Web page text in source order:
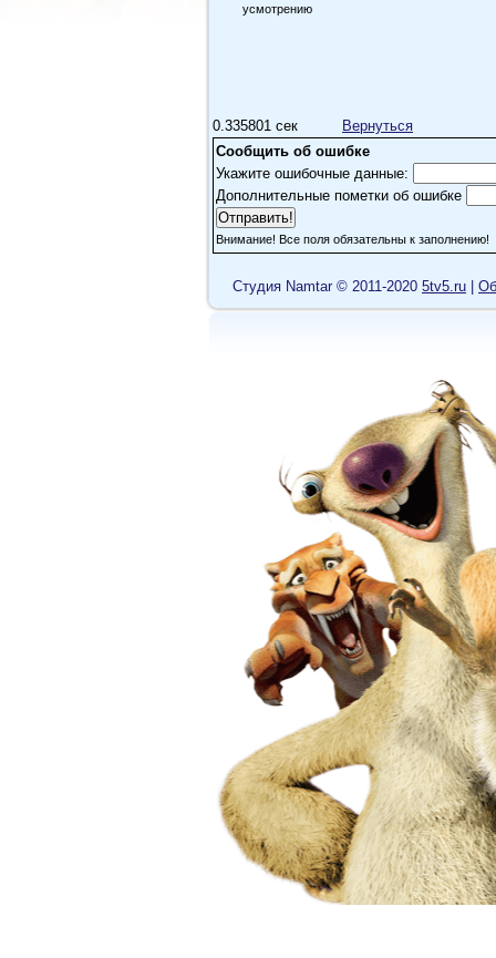
усмотрению
0.335801 сек
Вернуться
Сообщить об ошибке
Укажите ошибочные данные:
Дополнительные пометки об ошибке
Внимание! Все поля обязательны к заполнению!
Cтудия Namtar © 2011-2020 5tv5.ru